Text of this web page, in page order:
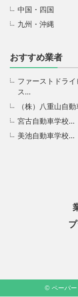
中国・四国
九州・沖縄
おすすめ業者
ファーストドライ
ス...
（株）八重山自
宮古自動車学校...
美池自動車学校...
© ペーパー